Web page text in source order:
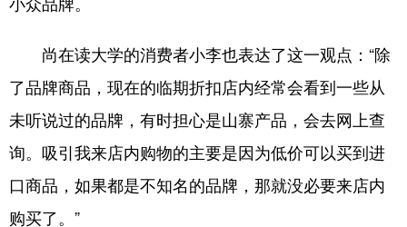
小众品牌。
尚在读大学的消费者小李也表达了这一观点：“除
了品牌商品，现在的临期折扣店内经常会看到一些从
未听说过的品牌，有时担心是山寨产品，会去网上查
询。吸引我来店内购物的主要是因为低价可以买到进
口商品，如果都是不知名的品牌，那就没必要来店内
购买了。”